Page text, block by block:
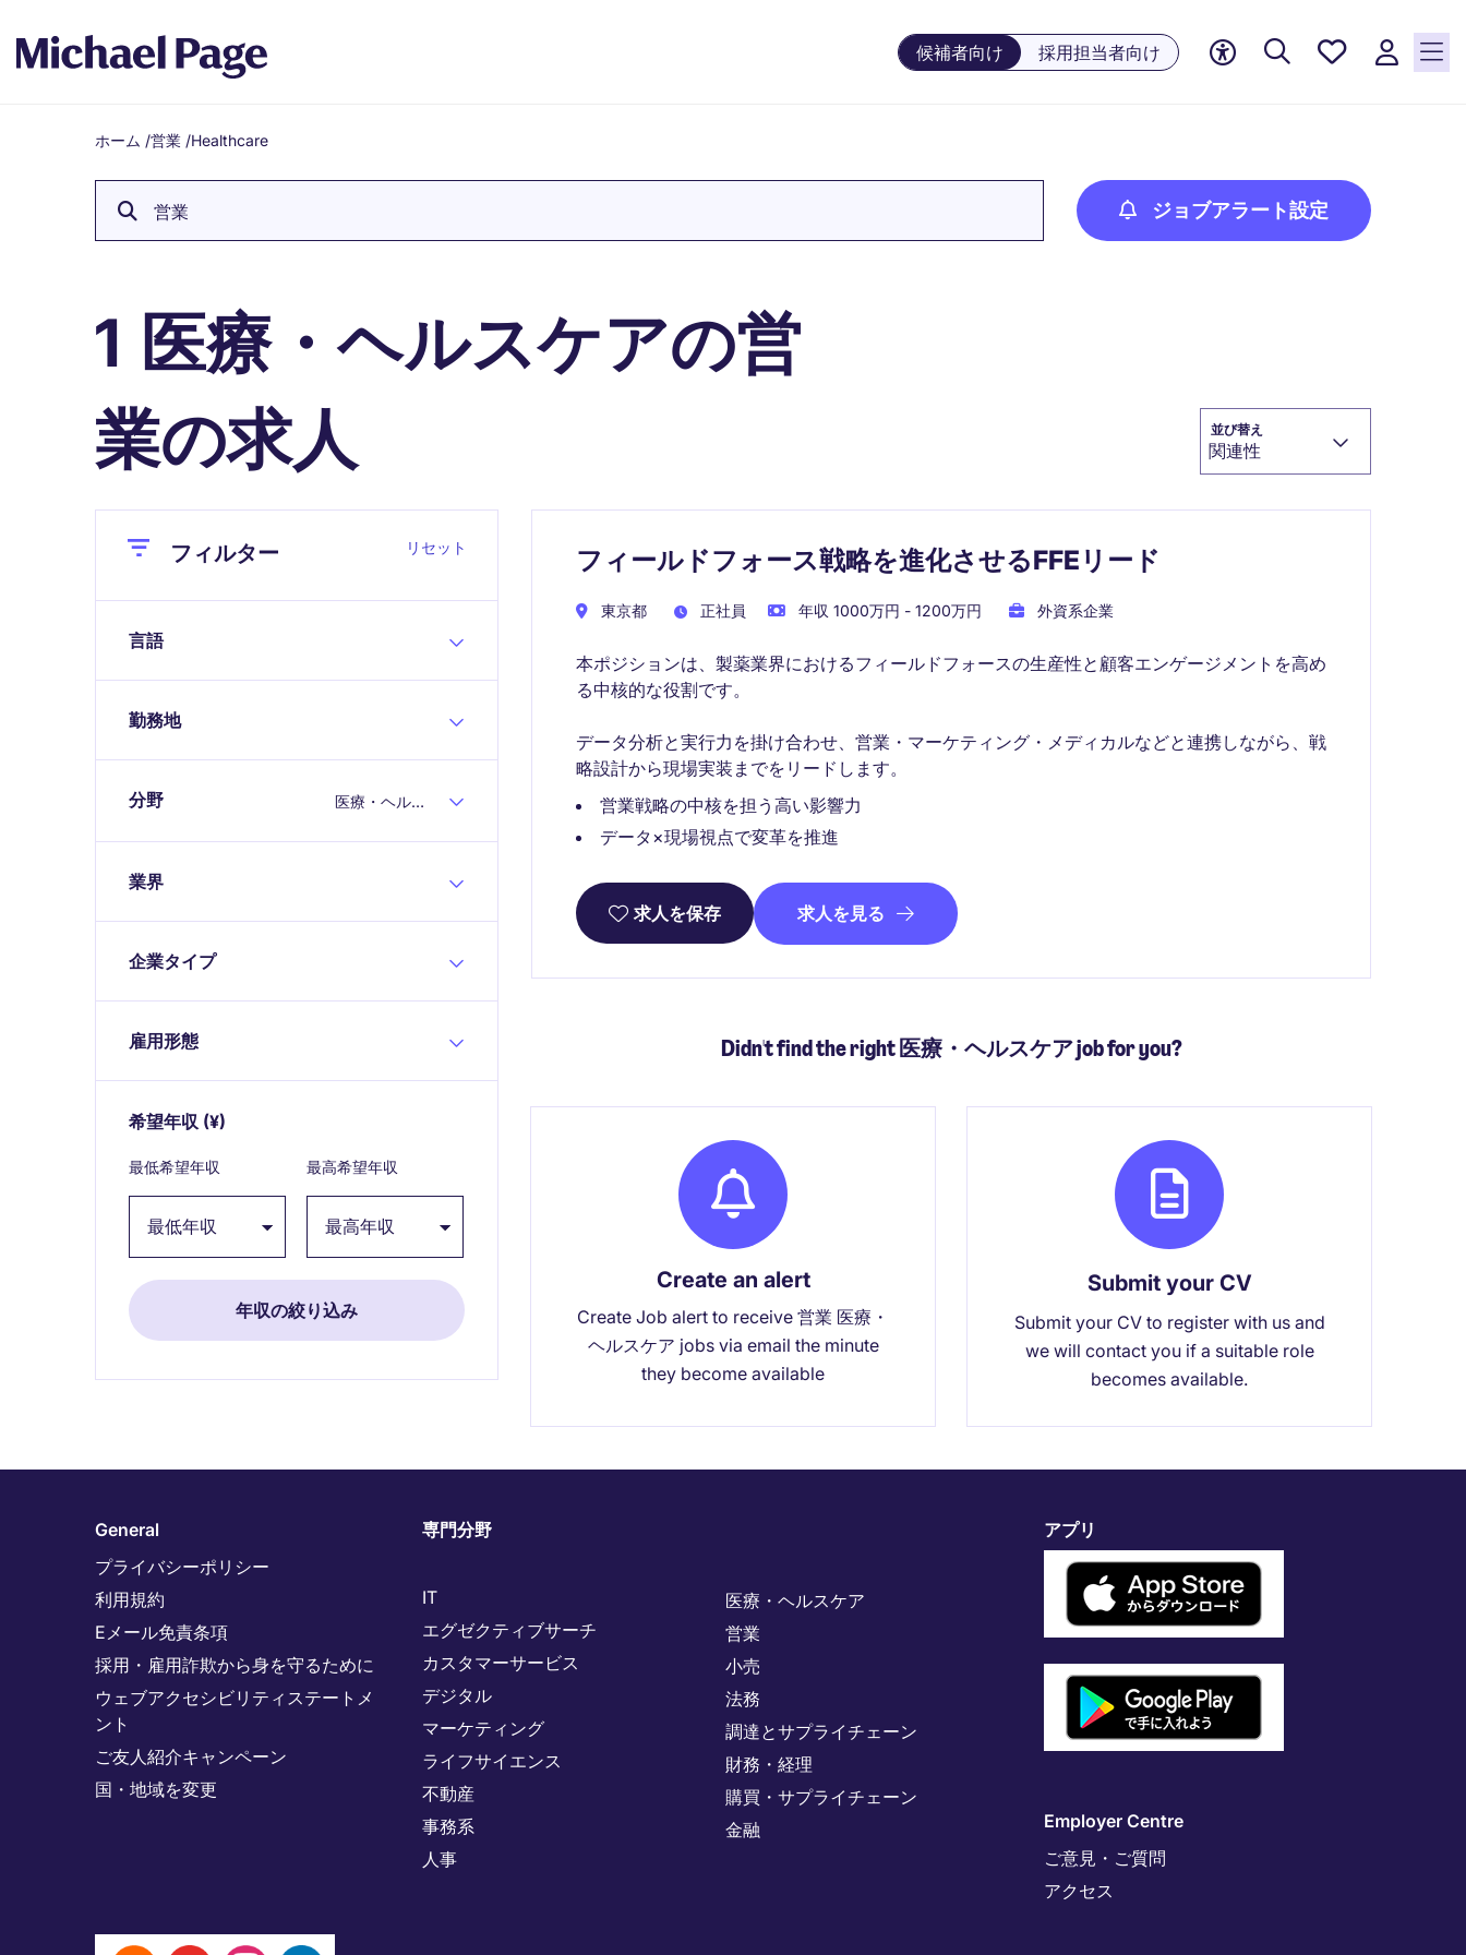
候補者向け 採用担当者向け
お気に
リスト
に保存
されて
Breadcrumb
ホーム /営業 /Healthcare
営業 ジョブアラート設定
1 医療・ヘルスケアの営
業の求人
並び替え
関連性
Closeフィルター リセット
言語
勤務地
分野 医療・ヘルスケア
業界
企業タイプ
雇用形態
希望年収 (¥)
最低希望年収 最高希望年収
フィールドフォース戦略を進化させるFFEリード
東京都 正社員 年収 1000万円 - 1200万円 外資系企業
本ポジションは、製薬業界におけるフィールドフォースの生産性と顧客エンゲージメントを高め
る中核的な役割です。
データ分析と実行力を掛け合わせ、営業・マーケティング・メディカルなどと連携しながら、戦
略設計から現場実装までをリードします。
営業戦略の中核を担う高い影響力
データ×現場視点で変革を推進
求人を保存 求人を見る
Didn't find the right 医療・ヘルスケア job for you?
Create an alert
Create Job alert to receive 営業 医療・
ヘルスケア jobs via email the minute
they become available
Submit your CV
Submit your CV to register with us and
we will contact you if a suitable role
becomes available.
General
プライバシーポリシー
利用規約
Eメール免責条項
採用・雇用詐欺から身を守るために
ウェブアクセシビリティステートメ
ント
ご友人紹介キャンペーン
国・地域を変更
専門分野
IT
エグゼクティブサーチ
カスタマーサービス
デジタル
マーケティング
ライフサイエンス
不動産
事務系
人事
医療・ヘルスケア
営業
小売
法務
調達とサプライチェーン
財務・経理
購買・サプライチェーン
金融
アプリ
Employer Centre
ご意見・ご質問
アクセス